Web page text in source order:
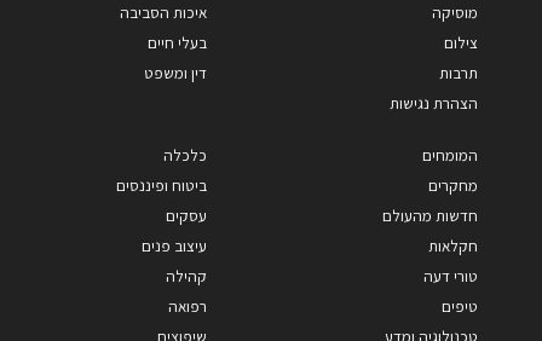
מוסיקה
צילום
תרבות
הצהרת נגישות
איכות הסביבה
בעלי חיים
דין ומשפט
המומחים
מחקרים
חדשות מהעולם
חקלאות
טורי דעה
טיפים
טכנולוגיה ומדע
כלכלה
ביטוח ופיננסים
עסקים
עיצוב פנים
קהילה
רפואה
שיפוצים